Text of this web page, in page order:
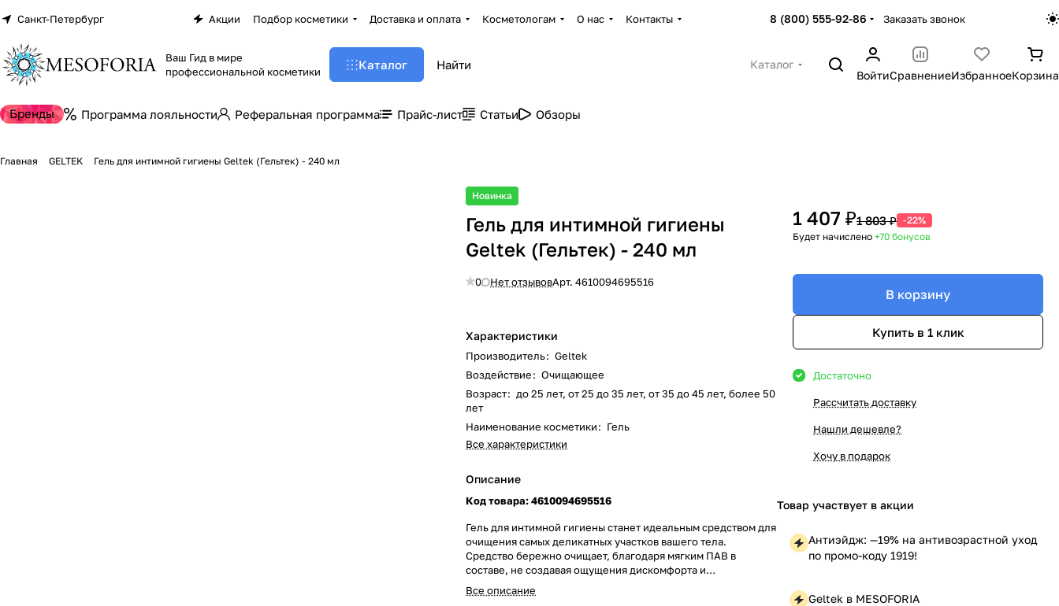
Санкт-Петербург Акции Подбор косметики Доставка и оплата Косметологам О нас Контакты 8 (800) 555-92-86 Заказать звонок
Ваш Гид в мире
профессиональной косметики
Каталог
Каталог
ВойтиСравнениеИзбранноеКорзина
Бренды Программа лояльности Реферальная программа Прайс-лист Статьи Обзоры
Главная GELTEK Гель для интимной гигиены Geltek (Гельтек) - 240 мл
Новинка
Гель для интимной гигиены
Geltek (Гельтек) - 240 мл
0 Нет отзывовАрт.4610094695516
Характеристики
Производитель: Geltek
Воздействие: Очищающее
Возраст: до 25 лет, от 25 до 35 лет, от 35 до 45 лет, более 50
лет
Наименование косметики: Гель
Все характеристики
Описание
Код товара: 4610094695516
Гель для интимной гигиены станет идеальным средством для
очищения самых деликатных участков вашего тела.
Средство бережно очищает, благодаря мягким ПАВ в
составе, не создавая ощущения дискомфорта и
пересушенности после применения, поддерживает баланс
микрофлоры.
Все описание
1 407 ₽1 803 ₽ -22%
Будет начислено +70 бонусов
В корзину
Купить в 1 клик
Достаточно
Рассчитать доставку
Нашли дешевле?
Хочу в подарок
Товар участвует в акции
Антиэйдж: —19% на антивозрастной уход
по промо-коду 1919!
Geltek в MESOFORIA